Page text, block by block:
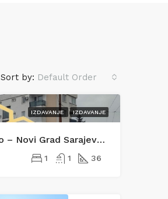
Sort by: Default Order
IZDAVANJE IZDAVANJE
Stan 36 m2 – Švrakino – Novi Grad Sarajevo [Iznajmljivanje]
1 1 36